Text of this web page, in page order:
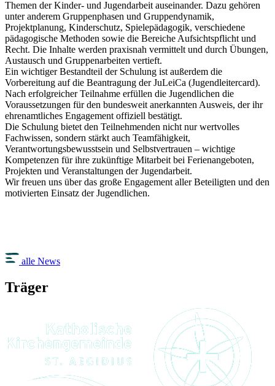
Themen der Kinder- und Jugendarbeit auseinander. Dazu gehören
unter anderem Gruppenphasen und Gruppendynamik,
Projektplanung, Kinderschutz, Spielepädagogik, verschiedene
pädagogische Methoden sowie die Bereiche Aufsichtspflicht und
Recht. Die Inhalte werden praxisnah vermittelt und durch Übungen,
Austausch und Gruppenarbeiten vertieft.
Ein wichtiger Bestandteil der Schulung ist außerdem die
Vorbereitung auf die Beantragung der JuLeiCa (Jugendleitercard).
Nach erfolgreicher Teilnahme erfüllen die Jugendlichen die
Voraussetzungen für den bundesweit anerkannten Ausweis, der ihr
ehrenamtliches Engagement offiziell bestätigt.
Die Schulung bietet den Teilnehmenden nicht nur wertvolles
Fachwissen, sondern stärkt auch Teamfähigkeit,
Verantwortungsbewusstsein und Selbstvertrauen – wichtige
Kompetenzen für ihre zukünftige Mitarbeit bei Ferienangeboten,
Projekten und Veranstaltungen der Jugendarbeit.
Wir freuen uns über das große Engagement aller Beteiligten und den
motivierten Einsatz der Jugendlichen.
alle News
Träger